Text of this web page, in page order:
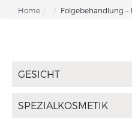
Home Folgebehandlung –
GESICHT
SPEZIALKOSMETIK